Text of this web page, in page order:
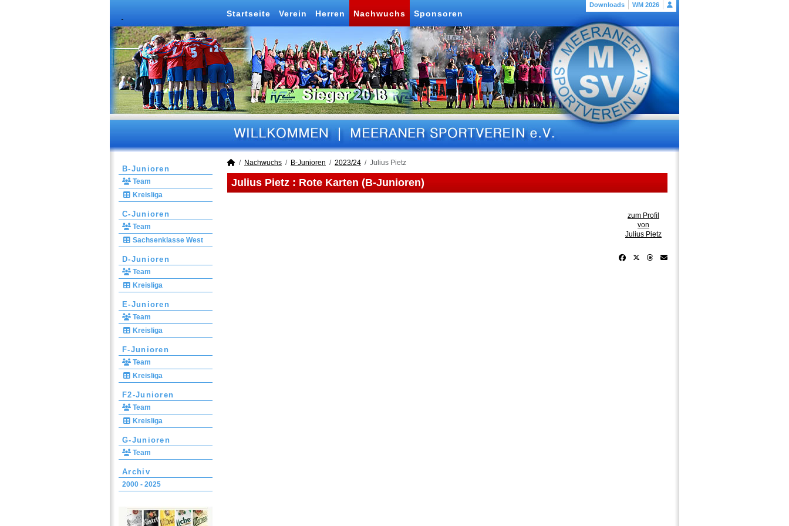
Downloads WM 2026
Startseite Verein Herren Nachwuchs Sponsoren
B-Junioren
Team
Kreisliga
C-Junioren
Team
Sachsenklasse West
D-Junioren
Team
Kreisliga
E-Junioren
Team
Kreisliga
F-Junioren
Team
Kreisliga
F2-Junioren
Team
Kreisliga
G-Junioren
Team
Archiv
2000 - 2025
Nachwuchs B-Junioren 2023/24 Julius Pietz
Julius Pietz : Rote Karten (B-Junioren)
zum Profil
von
Julius Pietz